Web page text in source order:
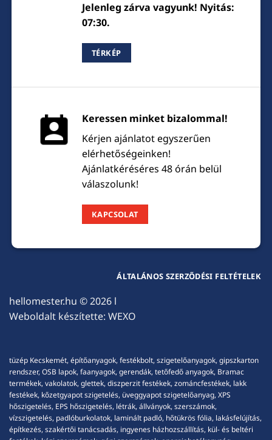
Jelenleg zárva vagyunk! Nyitás:
07:30.
TÉRKÉP
Keressen minket bizalommal!
Kérjen ajánlatot egyszerűen
elérhetőségeinken!
Ajánlatkéréséres 48 órán belül
válaszolunk!
KAPCSOLAT
hellomester.hu © 2026 l
Weboldalt készítette: WEXO
ÁLTALÁNOS SZERZŐDÉSI FELTÉTELEK
tüzép Kecskemét, építőanyagok, festékbolt, szigetelőanyagok, gipszkarton
rendszer, OSB lapok, faanyagok, gerendák, tetőfedő anyagok, Bramac
termékek, vakolatok, glettek, diszperzit festékek, zománcfestékek, lakk
festékek, kőzetgyapot szigetelés, üveggyapot szigetelőanyag, XPS
hőszigetelés, EPS hőszigetelés, létrák, állványok, szerszámok,
vízszigetelés, padlóburkolatok, laminált padló, hőtükrös fólia, lakásfelújítás,
építkezés, szakértői tanácsadás, ingyenes házhozszállítás, kül- és beltéri